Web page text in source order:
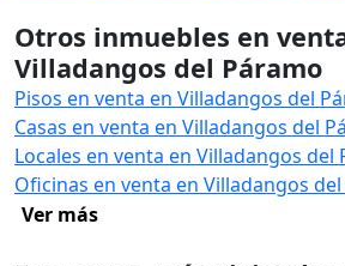
Otros inmuebles en
Villadangos del Páramo
Pisos en venta en Villadangos del
Casas en venta en Villadangos del
Locales en venta en Villadangos del
Oficinas en venta en Villadangos
Ver más